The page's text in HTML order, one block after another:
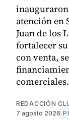
inauguraron
atención en
Juan de los
fortalecer
con venta,
comerciales.
REDACCIÓN
7 agosto 2026